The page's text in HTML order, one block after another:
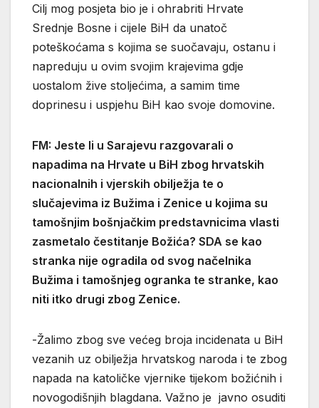
Cilj mog posjeta bio je i ohrabriti Hrvate
Srednje Bosne i cijele BiH da unatoč
poteškoćama s kojima se suočavaju, ostanu i
napreduju u ovim svojim krajevima gdje
uostalom žive stoljećima, a samim time
doprinesu i uspjehu BiH kao svoje domovine.
FM: Jeste li u Sarajevu razgovarali o
napadima na Hrvate u BiH zbog hrvatskih
nacionalnih i vjerskih obilježja te o
slučajevima iz Bužima i Zenice u kojima su
tamošnjim bošnjačkim predstavnicima vlasti
zasmetalo čestitanje Božića? SDA se kao
stranka nije ogradila od svog načelnika
Bužima i tamošnjeg ogranka te stranke, kao
niti itko drugi zbog Zenice.
-Žalimo zbog sve većeg broja incidenata u BiH
vezanih uz obilježja hrvatskog naroda i te zbog
napada na katoličke vjernike tijekom božićnih i
novogodišnjih blagdana. Važno je javno osuditi